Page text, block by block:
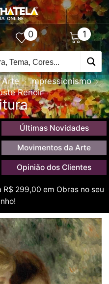
0 1
Arte
Impressionismo
Renoir
Últimas Novidades
Movimentos da Arte
Opinião dos Clientes
R$ 299,00 em Obras no seu